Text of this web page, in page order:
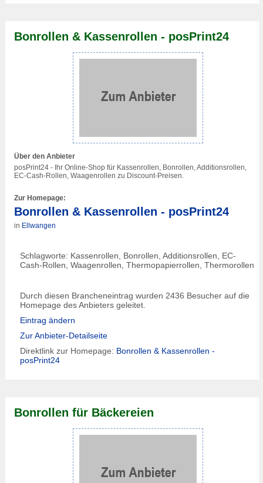
Bonrollen & Kassenrollen - posPrint24
Über den Anbieter
posPrint24 - Ihr Online-Shop für Kassenrollen, Bonrollen, Additionsrollen,
EC-Cash-Rollen, Waagenrollen zu Discount-Preisen.
Zur Homepage:
Bonrollen & Kassenrollen - posPrint24
in Ellwangen
Schlagworte: Kassenrollen, Bonrollen, Additionsrollen, EC-
Cash-Rollen, Waagenrollen, Thermopapierrollen, Thermorollen
Durch diesen Brancheneintrag wurden 2436 Besucher auf die
Homepage des Anbieters geleitet.
Eintrag ändern
Zur Anbieter-Detailseite
Direktlink zur Homepage: Bonrollen & Kassenrollen -
posPrint24
Bonrollen für Bäckereien